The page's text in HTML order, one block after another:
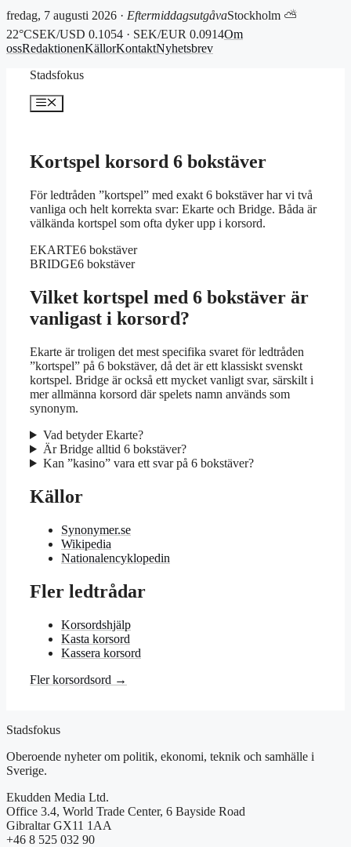
fredag, 7 augusti 2026 · EftermiddagsutgåvaStockholm ⛅
22°CSEK/USD 0.1054 · SEK/EUR 0.0914Om
ossRedaktionenKällorKontaktNyhetsbrev
Stadsfokus
Meny
Kortspel korsord 6 bokstäver
För ledtråden ”kortspel” med exakt 6 bokstäver har vi två
vanliga och helt korrekta svar: Ekarte och Bridge. Båda är
välkända kortspel som ofta dyker upp i korsord.
EKARTE6 bokstäver
BRIDGE6 bokstäver
Vilket kortspel med 6 bokstäver är
vanligast i korsord?
Ekarte är troligen det mest specifika svaret för ledtråden
”kortspel” på 6 bokstäver, då det är ett klassiskt svenskt
kortspel. Bridge är också ett mycket vanligt svar, särskilt i
mer allmänna korsord där spelets namn används som
synonym.
Vad betyder Ekarte?
Är Bridge alltid 6 bokstäver?
Kan ”kasino” vara ett svar på 6 bokstäver?
Källor
Synonymer.se
Wikipedia
Nationalencyklopedin
Fler ledtrådar
Korsordshjälp
Kasta korsord
Kassera korsord
Fler korsordsord →
Stadsfokus
Oberoende nyheter om politik, ekonomi, teknik och samhälle i
Sverige.
Ekudden Media Ltd.
Office 3.4, World Trade Center, 6 Bayside Road
Gibraltar GX11 1AA
+46 8 525 032 90